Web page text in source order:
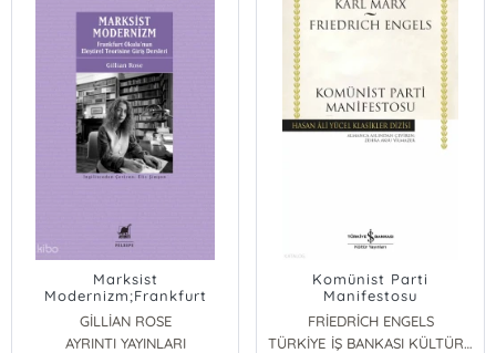
Marksist
Modernizm;Frankfurt
Okulu’nun Eleştirel
Teorisine Giriş Dersleri
GİLLİAN ROSE
AYRINTI YAYINLARI
Komünist Parti
Manifestosu
FRİEDRİCH ENGELS
KARL MARX
TÜRKİYE İŞ BANKASI KÜLTÜR YAYINLARI